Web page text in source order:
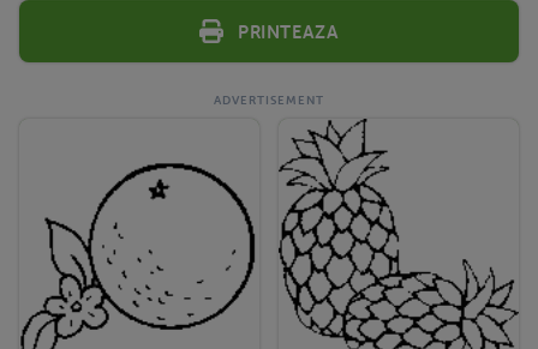
Printeaza